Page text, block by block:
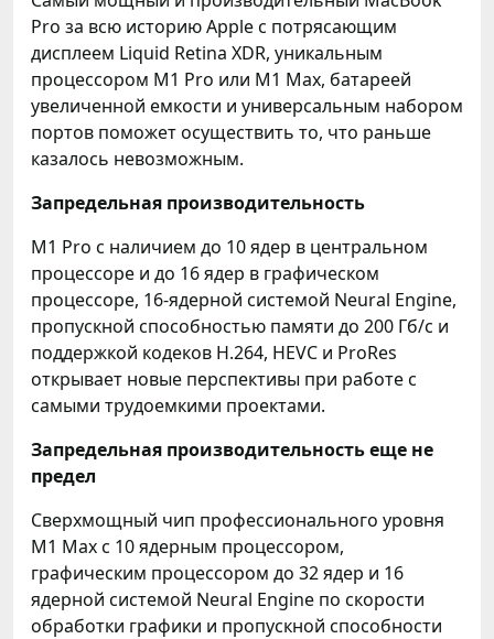
Pro за всю историю Apple с потрясающим
дисплеем Liquid Retina XDR, уникальным
процессором M1 Pro или M1 Max, батареей
увеличенной емкости и универсальным набором
портов поможет осуществить то, что раньше
казалось невозможным.
Запредельная производительность
M1 Pro с наличием до 10 ядер в центральном
процессоре и до 16 ядер в графическом
процессоре, 16-ядерной системой Neural Engine,
пропускной способностью памяти до 200 Гб/с и
поддержкой кодеков H.264, HEVC и ProRes
открывает новые перспективы при работе с
самыми трудоемкими проектами.
Запредельная производительность еще не
предел
Сверхмощный чип профессионального уровня
M1 Max с 10 ядерным процессором,
графическим процессором до 32 ядер и 16
ядерной системой Neural Engine по скорости
обработки графики и пропускной способности